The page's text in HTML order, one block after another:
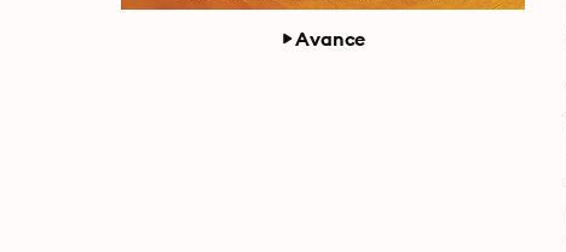
Avance